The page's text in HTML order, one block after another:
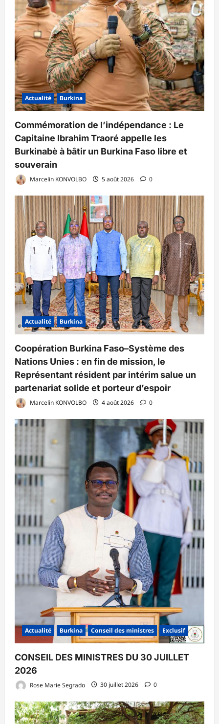
Actualité Burkina
Commémoration de l’indépendance : Le
Capitaine Ibrahim Traoré appelle les
Burkinabè à bâtir un Burkina Faso libre et
souverain
Marcelin KONVOLBO 5 août 2026 0
Actualité Burkina
Coopération Burkina Faso–Système des
Nations Unies : en fin de mission, le
Représentant résident par intérim salue un
partenariat solide et porteur d’espoir
Marcelin KONVOLBO 4 août 2026 0
Actualité Burkina Conseil des ministres Exclusif
CONSEIL DES MINISTRES DU 30 JUILLET
2026
Rose Marie Segrado 30 juillet 2026 0